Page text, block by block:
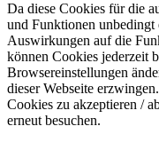
Da diese Cookies für die
und Funktionen
Auswirkungen auf die
können Cookies jederzeit
Browsereinstellungen
dieser Webseite
Cookies zu akzeptieren /
erneut besuchen.